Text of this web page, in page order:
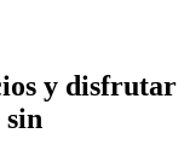
y disfrutar